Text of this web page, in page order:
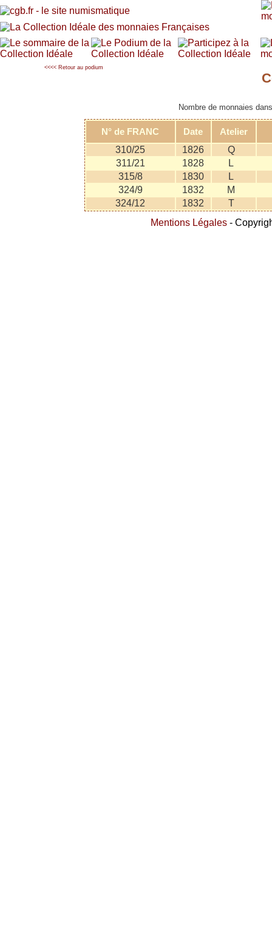
<<<< Retour au podium
Nombre de monnaies
N° de FRANC Date
Atelier
310/25
1826
Q
311/21
1828
L
315/8
1830
L
324/9
1832
M
324/12
1832
T
Mentions Légales -